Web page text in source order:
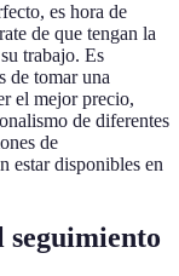
es hora de
de que tengan la
trabajo. Es
de tomar una
el mejor precio,
de diferentes
de
estar disponibles en
seguimiento